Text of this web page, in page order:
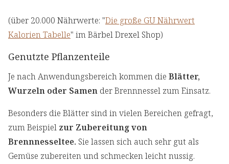
(über 20.000 Nährwerte: "Die große GU Nährwert
Kalorien Tabelle" im Bärbel Drexel Shop)
Genutzte Pflanzenteile
Je nach Anwendungsbereich kommen die Blätter,
Wurzeln oder Samen der Brennnessel zum Einsatz.
Besonders die Blätter sind in vielen Bereichen gefragt,
zum Beispiel zur Zubereitung von
Brennnesseltee. Sie lassen sich auch sehr gut als
Gemüse zubereiten und schmecken leicht nussig.